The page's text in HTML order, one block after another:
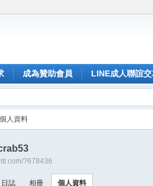
成為贊助會員 LINE成人聯誼
個人資料
?678436
日誌 相冊 個人資料